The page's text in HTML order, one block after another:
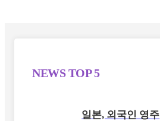
NEWSTOP 5
일본, 외국인 영주